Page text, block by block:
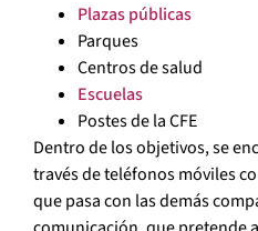
Plazas públicas
Parques
Centros de salud
Escuelas
Postes de la CFE
Dentro de los objetivos, se
través de teléfonos móviles
que pasa con las demás